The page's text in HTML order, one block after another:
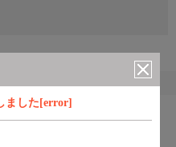
ました[error]